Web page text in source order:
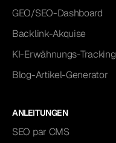
GEO/SEO-Dashboard
Backlink-Akquise
KI-Erwähnungs-Tracking
Blog-Artikel-Generator
ANLEITUNGEN
SEO par CMS